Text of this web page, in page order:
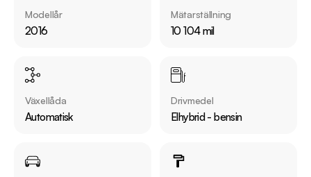
Årsskatt: Endast 360kr
Besiktigad till och med 2027-04-30
Besök
Modellår
2016
Mätarställning
10 104 mil
Växellåda
Automatisk
Drivmedel
Elhybrid - bensin